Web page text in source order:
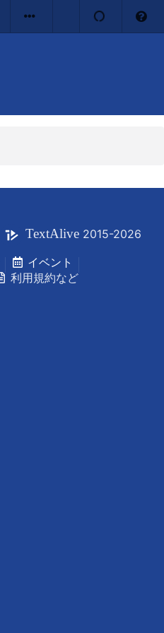
TextAlive 2015-2026
イベント
利用規約など